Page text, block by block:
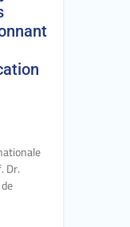
Dr.